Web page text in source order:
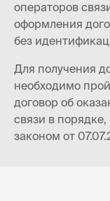
операторов
оформления
без
Для получения
необходимо
договор об
связи в
законом от